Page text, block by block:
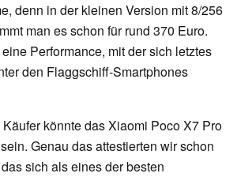
denn in der kleinen Version mit 8/256
man es schon für rund 370 Euro.
Performance, mit der sich letztes
den Flaggschiff-Smartphones
könnte das Xiaomi Poco X7 Pro
Genau das attestierten wir schon
sich als eines der besten